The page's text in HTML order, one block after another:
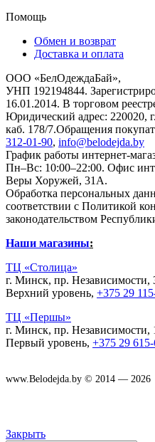
Помощь
Обмен и возврат
Доставка и оплата
ООО «БелОдеждаБай»,
УНП 192194844.
16.01.2014. В торговом
Юридический адрес: 220020,
каб. 178/7.Обращения
312-01-90, info@belodejda.by
График работы интернет-
Пн–Вс: 10:00–22:00. Офис
Веры Хоружей, 31А.
Обработка персональных
соответствии с Политикой
законодательством
Наши магазины:
ТЦ «Столица»
г. Минск, пр. Независимости,
Верхний уровень, +375 29
ТЦ «Першы»
г. Минск, пр. Независимости,
Первый уровень, +375 29
www.Belodejda.by © 2014 — 2026
Закрыть